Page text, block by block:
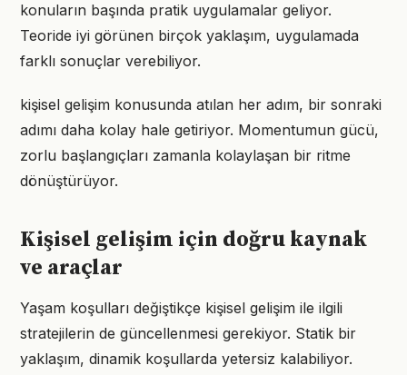
konuların başında pratik uygulamalar geliyor.
Teoride iyi görünen birçok yaklaşım, uygulamada
farklı sonuçlar verebiliyor.
kişisel gelişim konusunda atılan her adım, bir sonraki
adımı daha kolay hale getiriyor. Momentumun gücü,
zorlu başlangıçları zamanla kolaylaşan bir ritme
dönüştürüyor.
Kişisel gelişim için doğru kaynak
ve araçlar
Yaşam koşulları değiştikçe kişisel gelişim ile ilgili
stratejilerin de güncellenmesi gerekiyor. Statik bir
yaklaşım, dinamik koşullarda yetersiz kalabiliyor.